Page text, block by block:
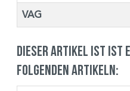
VAG
Dieser Artikel ist ist
folgenden Artikeln: